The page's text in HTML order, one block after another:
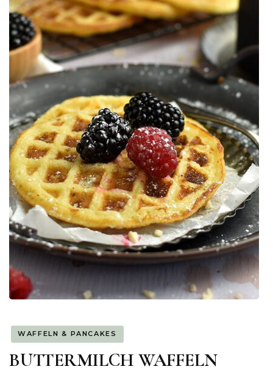
WAFFELN & PANCAKES
BUTTERMILCH WAFFELN